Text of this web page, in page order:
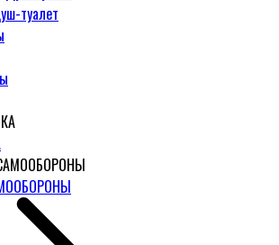
туалет